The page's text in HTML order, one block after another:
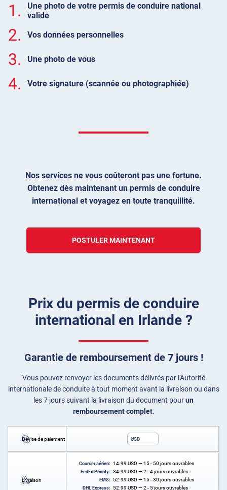
1.
Une photo de votre permis de conduire national
valide
2. Vos données personnelles
3. Une photo de vous
4. Votre signature (scannée ou photographiée)
Nos services ne vous coûteront pas une fortune.
Obtenez dès maintenant un permis de conduire
international et voyagez en toute tranquillité.
POSTULER MAINTENANT
Prix du permis de conduire
international en Irlande ?
Garantie de remboursement de 7 jours !
Vous pouvez renvoyer les documents délivrés par l'Autorité
internationale de conduite à tout moment avant la livraison ou dans
les 7 jours suivant la livraison du document pourun
remboursement complet.
Devise de paiement USD
Livraison
Courrier aérien: 14.99 USD — 15 - 50 jours ouvrables
FedEx Priority: 34.99 USD — 2 - 4 jours ouvrables
EMS: 52.99 USD — 15 - 30 jours ouvrables
DHL Express: 52.99 USD — 2 - 5 jours ouvrables